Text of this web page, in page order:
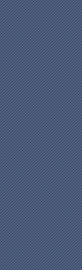
Работно време
кандидат-
понеделник-
Курсове
култура
VII
Курсове
и
Курсове
Fichier
Курсове